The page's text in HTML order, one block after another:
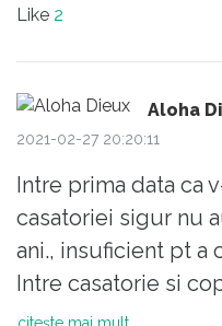
pentru moment
trebui sa rămânem
vedem unde am
violata de acel
alte familii ?
e cel mai dureros
Mediu !!!! O femeie
se poate intretine
resurse sa poata
intampina un abuz,
Like 2
Aloha
2021-02-27 20:20:11
Intre prima data ca
casatoriei sigur nu
ani., insuficient pt a
Intre casatorie si
mai mult de 1 an iar